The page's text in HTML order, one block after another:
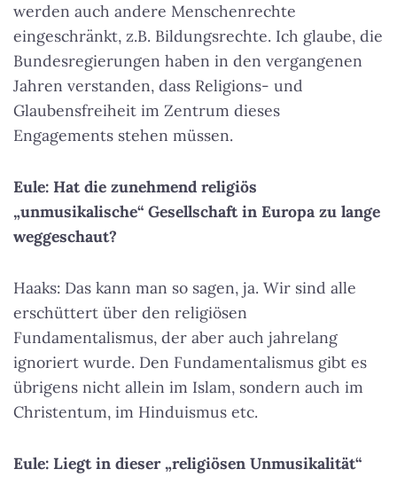
werden auch andere Menschenrechte
eingeschränkt, z.B. Bildungsrechte. Ich glaube, die
Bundesregierungen haben in den vergangenen
Jahren verstanden, dass Religions- und
Glaubensfreiheit im Zentrum dieses
Engagements stehen müssen.
Eule: Hat die zunehmend religiös
„unmusikalische“ Gesellschaft in Europa zu lange
weggeschaut?
Haaks: Das kann man so sagen, ja. Wir sind alle
erschüttert über den religiösen
Fundamentalismus, der aber auch jahrelang
ignoriert wurde. Den Fundamentalismus gibt es
übrigens nicht allein im Islam, sondern auch im
Christentum, im Hinduismus etc.
Eule: Liegt in dieser „religiösen Unmusikalität“